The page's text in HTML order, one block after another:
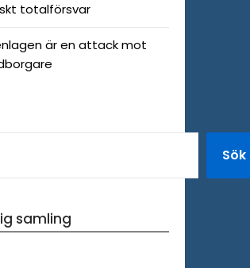
totalförsvar
är en attack mot
Sök
samling